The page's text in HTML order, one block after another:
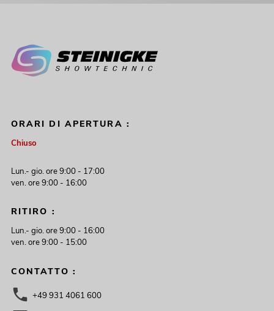
ORARI DI APERTURA :
Chiuso
Lun.- gio. ore 9:00 - 17:00
ven. ore 9:00 - 16:00
RITIRO :
Lun.- gio. ore 9:00 - 16:00
ven. ore 9:00 - 15:00
CONTATTO :
+49 931 4061 600